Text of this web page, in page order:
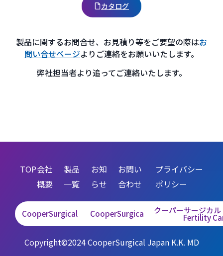
カタログ
製品に関するお問合せ、お見積り等をご要望の際はお
問い合せページよりご連絡をお願いいたします。
弊社担当者より追ってご連絡いたします。
TOP会社
概要
製品
一覧
お知
らせ
お問い
合わせ
プライバシー
ポリシー
CooperSurgical Corporate SiteCooperSurgical Fertility Care
クーパーサージカ
Fertility
Copyright©2024 CooperSurgical Japan K.K. MD